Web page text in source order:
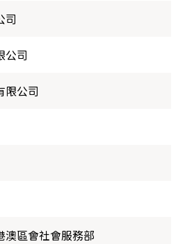
司
公司
限公司
澳區會社會服務部